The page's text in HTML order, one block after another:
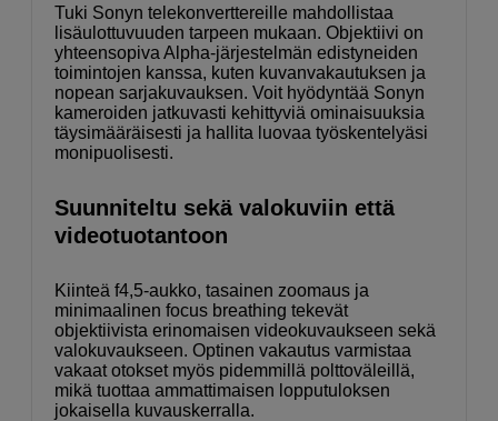
Tuki Sonyn telekonverttereille mahdollistaa
lisäulottuvuuden tarpeen mukaan. Objektiivi on
yhteensopiva Alpha-järjestelmän edistyneiden
toimintojen kanssa, kuten kuvanvakautuksen ja
nopean sarjakuvauksen. Voit hyödyntää Sonyn
kameroiden jatkuvasti kehittyviä ominaisuuksia
täysimääräisesti ja hallita luovaa työskentelyäsi
monipuolisesti.
Suunniteltu sekä valokuviin että
videotuotantoon
Kiinteä f4,5-aukko, tasainen zoomaus ja
minimaalinen focus breathing tekevät
objektiivista erinomaisen videokuvaukseen sekä
valokuvaukseen. Optinen vakautus varmistaa
vakaat otokset myös pidemmillä polttoväleillä,
mikä tuottaa ammattimaisen lopputuloksen
jokaisella kuvauskerralla.